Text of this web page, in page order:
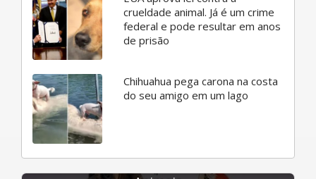
crueldade animal. Já é um crime
federal e pode resultar em anos
de prisão
Chihuahua pega carona na costa
do seu amigo em um lago